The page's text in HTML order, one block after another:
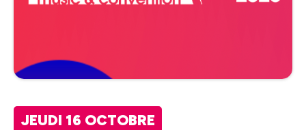
JEUDI 16 OCTOBRE